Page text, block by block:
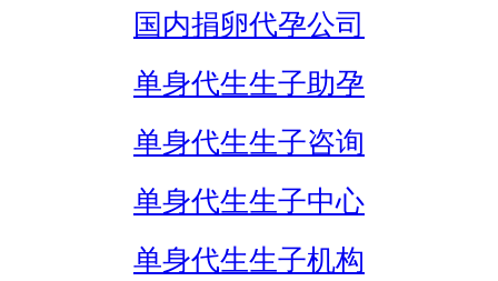
国内捐卵代孕公司
单身代生生子助孕
单身代生生子咨询
单身代生生子中心
单身代生生子机构